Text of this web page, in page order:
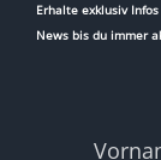
Erhalte exklusiv
News bis du immer